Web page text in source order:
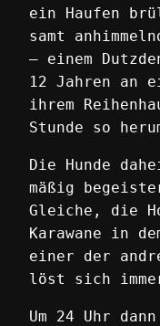
ein Haufen
samt
– einem
12 Jahren an
ihrem
Stunde so
Die Hunde
mäßig
Gleiche, die
Karawane in
einer der
löst sich
Um 24 Uhr